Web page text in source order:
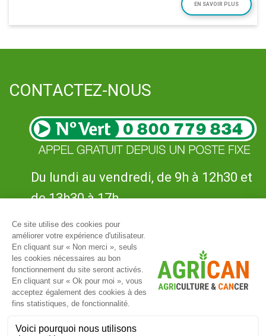
EN SAVOIR PLUS
CONTACTEZ-NOUS
Du lundi au vendredi, de 9h à 12h30 et
de 13h30 à 17h
UNE QUESTION ?
L’ÉTUDE
ESPACE PARTICIPANTS